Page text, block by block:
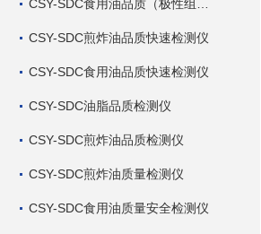
CSY-SDC煎炸油品质快速检测仪
CSY-SDC食用油品质快速检测仪
CSY-SDC油脂品质检测仪
CSY-SDC煎炸油品质检测仪
CSY-SDC煎炸油质量检测仪
CSY-SDC食用油质量安全检测仪